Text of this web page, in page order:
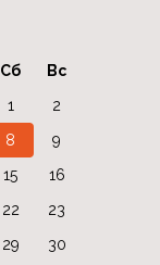
Сб Вс
1
2
8
9
15
16
22
23
29
30